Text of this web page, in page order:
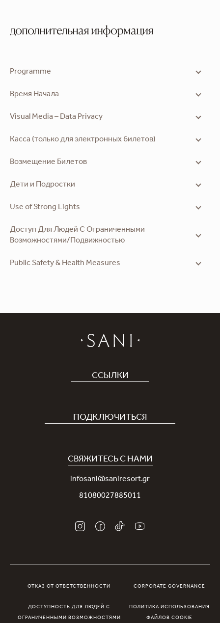
дополнительная информация
Programme
Время Начала
Visual Media – Data Privacy
Касса (только для электронных билетов)
Возмещение Билетов
Дети и Подростки
Use of Strong Lights
Доступ Для Людей С Ограниченными
Возможностями/Подвижностью
Public Safety & Health Measures
ССЫЛКИ
Карьера
Новости
Награды
Свадьбы
ПОДКЛЮЧИТЬСЯ
Программа лояльности Sani Rewards
СВЯЖИТЕСЬ С НАМИ
infosani@saniresort.gr
81080027885011
ОТКАЗ ОТ ОТВЕТСТВЕННОСТИ
ДОСТУПНОСТЬ ДЛЯ ЛЮДЕЙ С
ОГРАНИЧЕННЫМИ ВОЗМОЖНОСТЯМИ
CORPORATE GOVERNANCE
ПОЛИТИКА ИСПОЛЬЗОВАНИЯ
ФАЙЛОВ COOKIE